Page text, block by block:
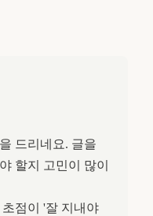
드리네요. 글을
할지 고민이 많이
점이 '잘 지내야